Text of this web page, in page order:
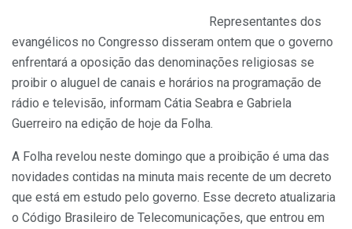
Representantes dos
evangélicos no Congresso disseram ontem que o governo
enfrentará a oposição das denominações religiosas se
proibir o aluguel de canais e horários na programação de
rádio e televisão, informam Cátia Seabra e Gabriela
Guerreiro na edição de hoje da Folha.
A Folha revelou neste domingo que a proibição é uma das
novidades contidas na minuta mais recente de um decreto
que está em estudo pelo governo. Esse decreto atualizaria
o Código Brasileiro de Telecomunicações, que entrou em